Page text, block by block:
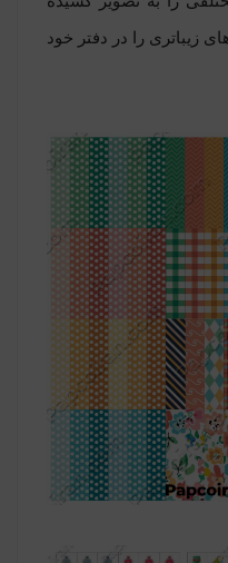
زیباتری را در دفتر خود